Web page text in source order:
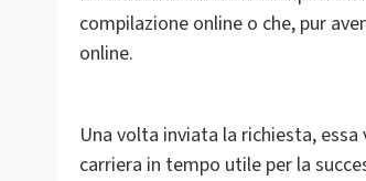
compilazione online o che, pur
online.
Una volta inviata la richiesta,
carriera in tempo utile per la